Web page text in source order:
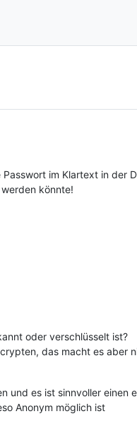
im Klartext in der
könnte!
oder verschlüsselt ist?
das macht es aber
es ist sinnvoller einen
Anonym möglich ist